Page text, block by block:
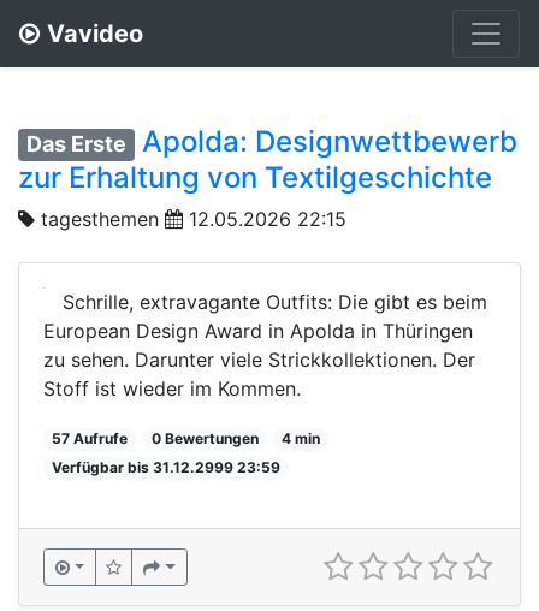
Vavideo
Das Erste
Apolda: Designwettbewerb
zur Erhaltung von Textilgeschichte
tagesthemen 12.05.2026 22:15
Schrille, extravagante Outfits: Die gibt es beim
European Design Award in Apolda in Thüringen
zu sehen. Darunter viele Strickkollektionen. Der
Stoff ist wieder im Kommen.
57 Aufrufe 0 Bewertungen
4 min
Verfügbar bis 31.12.2999 23:59